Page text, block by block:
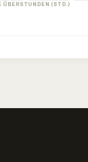
ÜBERSTUNDEN (STD.)